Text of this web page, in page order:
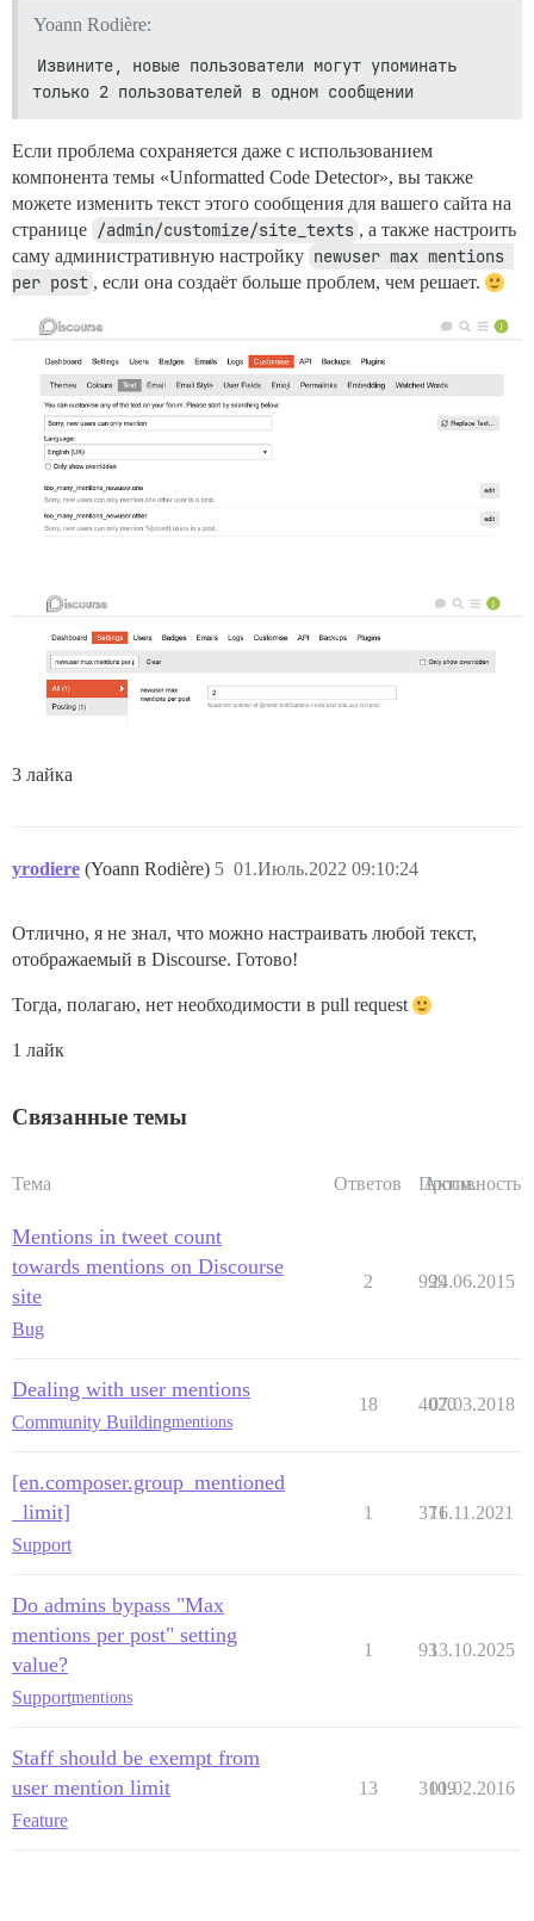
Yoann Rodière:
Извините, новые пользователи могут упоминать
только 2 пользователей в одном сообщении
Если проблема сохраняется даже с использованием
компонента темы «Unformatted Code Detector», вы также
можете изменить текст этого сообщения для вашего сайта на
странице /admin/customize/site_texts , а также настроить
саму административную настройку newuser max mentions
per post , если она создаёт больше проблем, чем решает.
3 лайка
yrodiere (Yoann Rodière) 01.Июль.2022 09:10:24
5
Отлично, я не знал, что можно настраивать любой текст,
отображаемый в Discourse. Готово!
Тогда, полагаю, нет необходимости в pull request
1 лайк
Связанные темы
Тема Ответов Просм.
Активность
Mentions in tweet count
towards mentions on Discourse
site
Bug
2 999
24.06.2015
Dealing with user mentions
Community Buildingmentions
18 4020
07.03.2018
[en.composer.group_mentioned
_limit]
Support
1 371
16.11.2021
Do admins bypass "Max
mentions per post" setting
value?
Supportmentions
1 9313.10.2025
Staff should be exempt from
user mention limit
Feature
13 3109
01.02.2016